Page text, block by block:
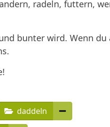
radeln, futtern,
bunter wird. Wenn du
daddeln